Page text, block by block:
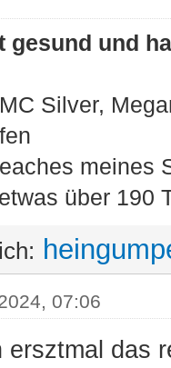
gesund und
Silver,
meines
über 190
07:06
ersztmal das